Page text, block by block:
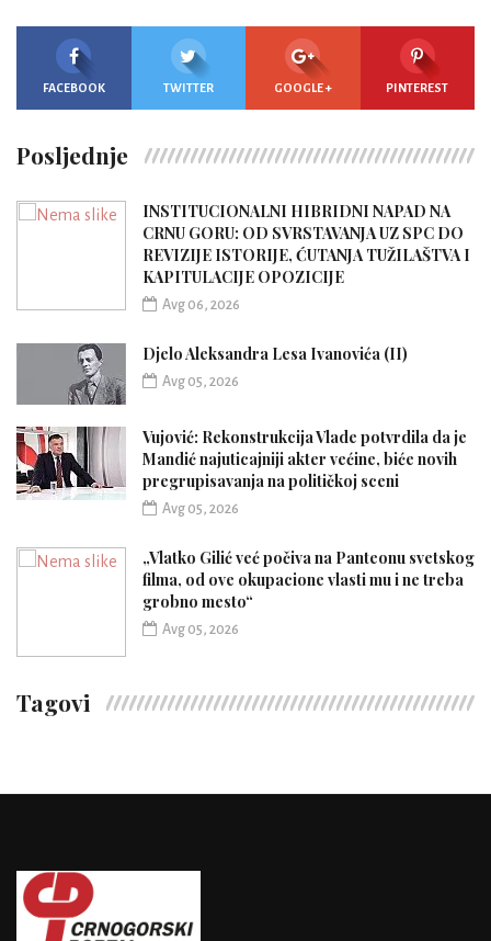
FACEBOOK TWITTER GOOGLE + PINTEREST
Posljednje
INSTITUCIONALNI HIBRIDNI NAPAD NA
CRNU GORU: OD SVRSTAVANJA UZ SPC DO
REVIZIJE ISTORIJE, ĆUTANJA TUŽILAŠTVA I
KAPITULACIJE OPOZICIJE
Avg 06, 2026
Djelo Aleksandra Lesa Ivanovića (II)
Avg 05, 2026
Vujović: Rekonstrukcija Vlade potvrdila da je
Mandić najuticajniji akter većine, biće novih
pregrupisavanja na političkoj sceni
Avg 05, 2026
„Vlatko Gilić već počiva na Panteonu svetskog
filma, od ove okupacione vlasti mu i ne treba
grobno mesto“
Avg 05, 2026
Tagovi